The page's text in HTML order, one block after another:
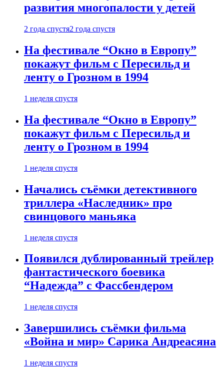
развития многопалости у детей
2 года спустя2 года спустя
На фестивале “Окно в Европу”
покажут фильм с Пересильд и
ленту о Грозном в 1994
1 неделя спустя
На фестивале “Окно в Европу”
покажут фильм с Пересильд и
ленту о Грозном в 1994
1 неделя спустя
Начались съёмки детективного
триллера «Наследник» про
свинцового маньяка
1 неделя спустя
Появился дублированный трейлер
фантастического боевика
“Надежда” с Фассбендером
1 неделя спустя
Завершились съёмки фильма
«Война и мир» Сарика Андреасяна
1 неделя спустя